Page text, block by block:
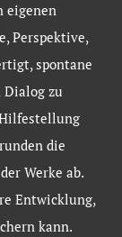
eigenen
Perspektive,
spontane
Dialog zu
die
Werke ab.
Entwicklung,
kann.